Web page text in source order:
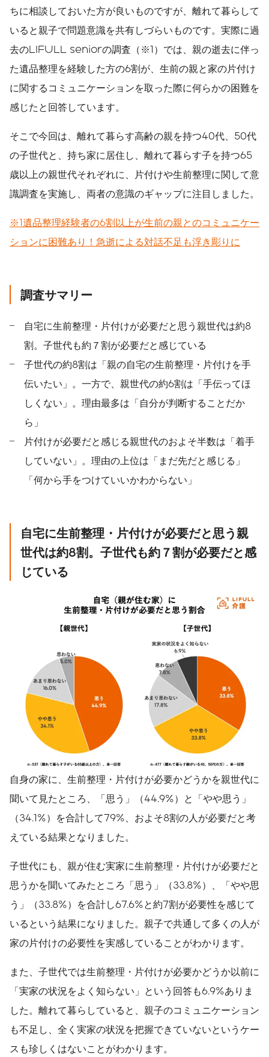
ちに相談しておいた方が良いものですが、離れて暮らして
いると親子で問題意識を共有しづらいものです。実際に過
去のLIFULL seniorの調査（※1）では、親の逝去に伴っ
た遺品整理を経験した方の6割が、生前の親と家の片付け
に関するコミュニケーションを取った際に何らかの困難を
感じたと回答しています。
そこで今回は、離れて暮らす高齢の親を持つ40代、50代
の子世代と、持ち家に居住し、離れて暮らす子を持つ65
歳以上の親世代それぞれに、片付けや生前整理に関して意
識調査を実施し、両者の意識のギャップに注目しました。
※1遺品整理経験者の6割以上が生前の親とのコミュニケー
ションに困難あり！急逝による対話不足も浮き彫りに
調査サマリー
自宅に生前整理・片付けが必要だと思う親世代は約8
割。子世代も約７割が必要だと感じている
子世代の約8割は「親の自宅の生前整理・片付けを手
伝いたい」。一方で、親世代の約6割は「手伝ってほ
しくない」。理由最多は「自分が判断することだか
ら」
片付けが必要だと感じる親世代のおよそ半数は「着手
していない」。理由の上位は「まだ先だと感じる」
「何から手をつけていいかわからない」
自宅に生前整理・片付けが必要だと思う親
世代は約8割。子世代も約７割が必要だと感
じている
自身の家に、生前整理・片付けが必要かどうかを親世代に
聞いて見たところ、「思う」（44.9%）と「やや思う」
（34.1%）を合計して79%、およそ8割の人が必要だと考
えている結果となりました。
子世代にも、親が住む実家に生前整理・片付けが必要だと
思うかを聞いてみたところ「思う」（33.8%）、「やや思
う」（33.8%）を合計し67.6%と約7割が必要性を感じて
いるという結果になりました。親子で共通して多くの人が
家の片付けの必要性を実感していることがわかります。
また、子世代では生前整理・片付けが必要かどうか以前に
「実家の状況をよく知らない」という回答も6.9%ありま
した。離れて暮らしていると、親子のコミュニケーション
も不足し、全く実家の状況を把握できていないというケー
スも珍しくはないことがわかります。